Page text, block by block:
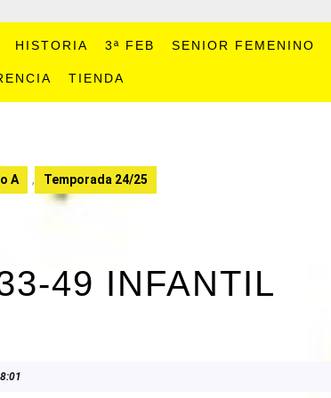
HISTORIA 3ª FEB SENIOR FEMENINO
TIENDA
A , Temporada 24/25
49 INFANTIL